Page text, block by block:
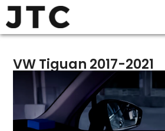
VW Tiguan 2017-2021